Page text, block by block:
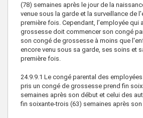
(78) semaines après le jour de la
venue sous la garde et la surveillance de
première fois. Cependant, l’employée qui
grossesse doit commencer son congé
son congé de grossesse à moins que
encore venu sous sa garde, ses soins et
première fois.
24.9.9.1 Le congé parental des
pris un congé de grossesse prend fin
semaines après son début et celui des
fin soixante-trois (63) semaines après